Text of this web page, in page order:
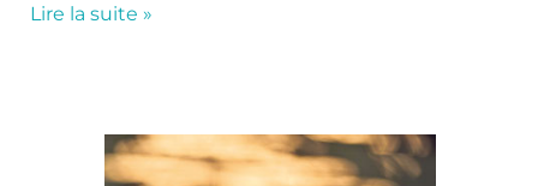
Lire la suite »